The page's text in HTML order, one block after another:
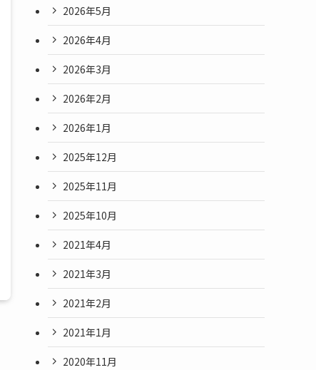
2026年5月
2026年4月
2026年3月
2026年2月
2026年1月
2025年12月
2025年11月
2025年10月
2021年4月
2021年3月
2021年2月
2021年1月
2020年11月